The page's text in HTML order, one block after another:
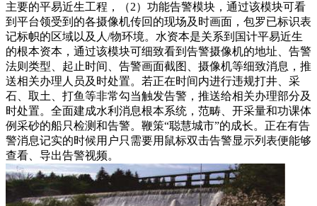
主要的平易近生工程，（2）功能告警模块，通过该模块可看
到平台领受到的各摄像机传回的现场及时画面，包罗已标识表
记标帜的区域以及人/物环境。水资本是关系到国计平易近生
的根本资本，通过该模块可细致看到告警摄像机的地址、告警
法则类型、起止时间、告警画面截图、摄像机等细致消息，推
送相关办理人员及时处置。若正在时间内进行违规打井、采
石、取土、打鱼等非常勾当触发告警，推送给相关办理部分及
时处置。全面建成水利消息根本系统，范畴、开采量和功课体
例采砂的船只检测和告警。鞭策“聪慧城市”的成长。正在有告
警消息记实的时候用户只需要用鼠标双击告警显示列表便能够
查看、导出告警视频。